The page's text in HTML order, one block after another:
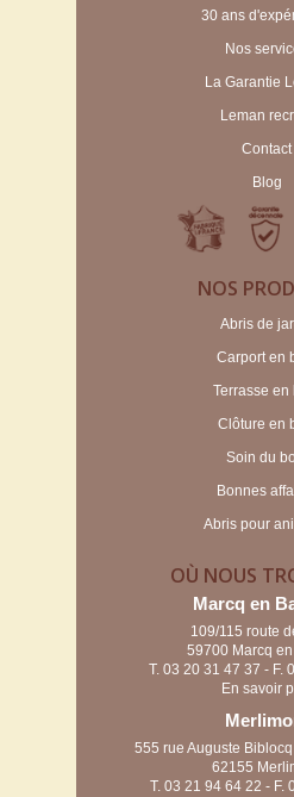
30 ans
Nos
La Garantie
Leman
Contact
Blog
NOS
Abris de
Carport en
Terrasse en
Clôture en
Soin du
Bonnes
Abris pour
OÙ NOUS
Marcq en
109/115 route
59700 Marcq
T. 03 20 31 47 37 - F.
En savoir
555 rue Auguste
62155
T. 03 21 94 64 22 - F.